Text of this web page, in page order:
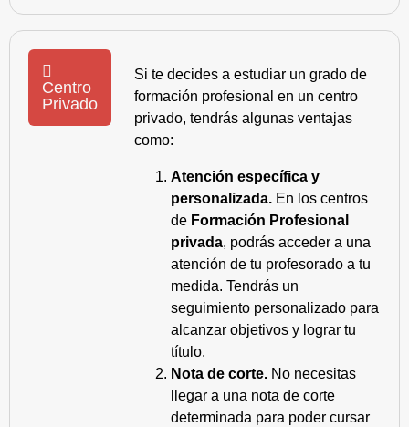
Centro
Privado
Si te decides a estudiar un grado de
formación profesional en un centro
privado, tendrás algunas ventajas
como:
Atención específica y
personalizada. En los centros
de Formación Profesional
privada, podrás acceder a una
atención de tu profesorado a tu
medida. Tendrás un
seguimiento personalizado para
alcanzar objetivos y lograr tu
título.
Nota de corte. No necesitas
llegar a una nota de corte
determinada para poder cursar